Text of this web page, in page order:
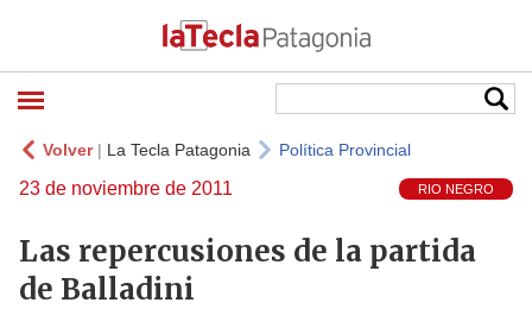
Volver| La Tecla Patagonia Política Provincial
23 de noviembre de 2011 RIO NEGRO
Las repercusiones de la partida
de Balladini